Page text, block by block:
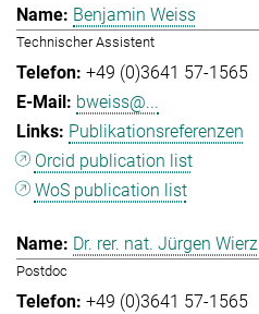
Benjamin Weiss
Technischer Assistent
+49 (0)3641 57-1565
bweiss@...
Publikationsreferenzen
Orcid publication list
WoS publication list
Dr. rer. nat. Jürgen Wierz
Postdoc
+49 (0)3641 57-1565